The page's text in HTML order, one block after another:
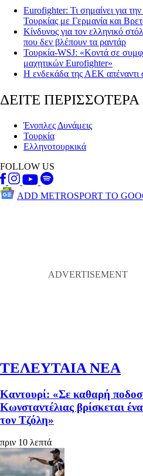
Eurofighter: Τι σημαίνει για
Τουρκίας με Γερμανία και
Κίνδυνος για τον ελληνικό
που δεν βλέπουν τα ραντάρ
Τουρκία-WSJ: «Κοντά σε
μαχητικών Eurofighter»
Η ενδεκάδα της ΑΕΚ
ΔΕΙΤΕ ΠΕΡΙΣΣΟΤΕΡΑ
Ένοπλες Δυνάμεις
Τουρκία
Ελληνοτουρκικά
FOLLOW US
ADD METROSPORT TO
ΤΕΛΕΥΤΑΙΑ ΝΕΑ
Καντουρί: «Σε καθαρή
Κωνσταντέλιας βρίσκεται
τον Τζόλη»
πριν 10 λεπτά